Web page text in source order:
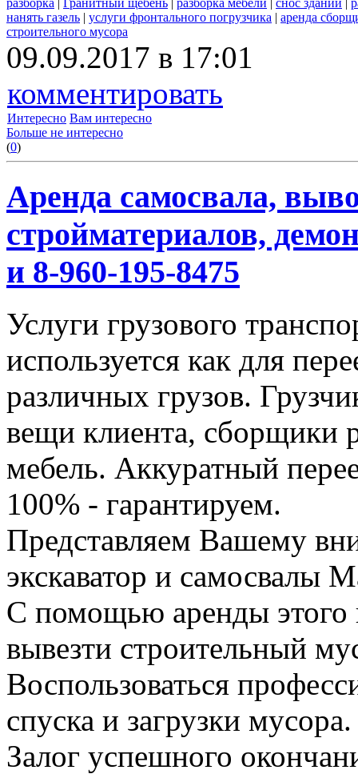
разборка Гранитный щебень разборка мебели снос зданий
нанять газель | услуги фронтального погрузчика | аренда
строительного мусора
09.09.2017 в 17:01
комментировать
Интересно Вам интересно
Больше не интересно
(0)
Аренда самосвала,
стройматериалов,
и 8-960-195-8475
Услуги грузового
используется как для
различных грузов.
вещи клиента, сборщики
мебель. Аккуратный
100% - гарантируем.
Представляем Вашему
экскаватор и самосвалы
С помощью аренды этого
вывезти строительный
Воспользоваться
спуска и загрузки мусора.
Залог успешного